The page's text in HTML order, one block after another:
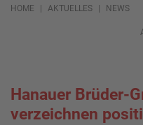
HOME AKTUELLES NEWS
Hanauer Brüder-
verzeichnen